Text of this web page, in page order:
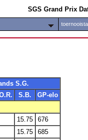
SGS Grand Prix
S.G.
S.B.
GP-elo
15.75
676
15.75
685